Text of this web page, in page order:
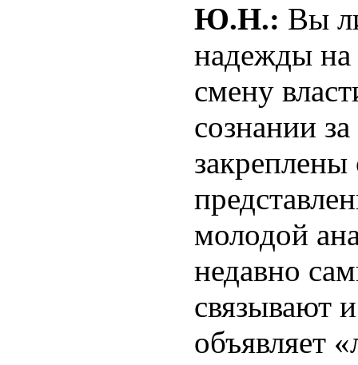
Ю.Н.: Вы
надежды
смену
сознании
закреплены
молодой
недавно
связывают
объявляет